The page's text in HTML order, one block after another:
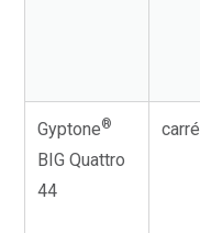
Gyptone®
BIG Quattro
44
carré